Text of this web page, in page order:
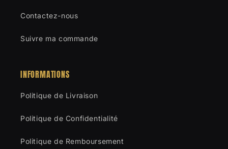
Contactez-nous
Suivre ma commande
INFORMATIONS
Politique de Livraison
Politique de Confidentialité
Politique de Remboursement